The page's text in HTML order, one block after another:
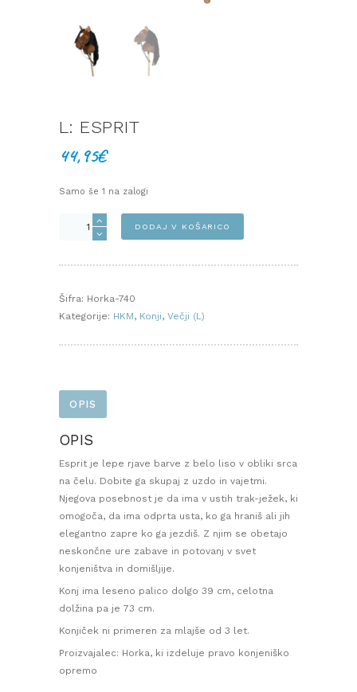
L: ESPRIT
44,95€
Samo še 1 na zalogi
DODAJ V KOŠARICO
Šifra: Horka-740
Kategorije: HKM, Konji, Večji (L)
OPIS
OPIS
Esprit je lepe rjave barve z belo liso v obliki srca
na čelu. Dobite ga skupaj z uzdo in vajetmi.
Njegova posebnost je da ima v ustih trak-ježek, ki
omogoča, da ima odprta usta, ko ga hraniš ali jih
elegantno zapre ko ga jezdiš. Z njim se obetajo
neskončne ure zabave in potovanj v svet
konjeništva in domišljije.
Konj ima leseno palico dolgo 39 cm, celotna
dolžina pa je 73 cm.
Konjiček ni primeren za mlajše od 3 let.
Proizvajalec: Horka, ki izdeluje pravo konjeniško
opremo